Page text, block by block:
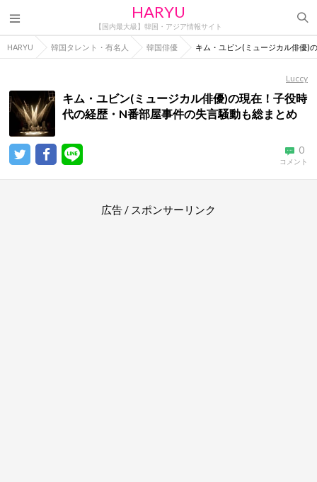
HARYU
【国内最大級】韓国・アジア情報サイト
HARYU 韓国タレント・有名人 韓国俳優 キム・ユビン(ミュージカル俳優)
Luccy
キム・ユビン(ミュージカル俳優)の現在！子役時
代の経歴・N番部屋事件の失言騒動も総まとめ
0
コメント
広告 / スポンサーリンク